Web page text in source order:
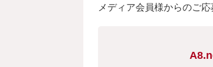
メディア会員様からのご